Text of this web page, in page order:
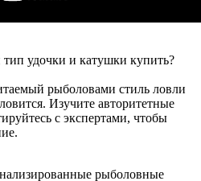
тип удочки и катушки купить?
рыболовами стиль ловли
Изучите авторитетные
с экспертами, чтобы
рыболовные